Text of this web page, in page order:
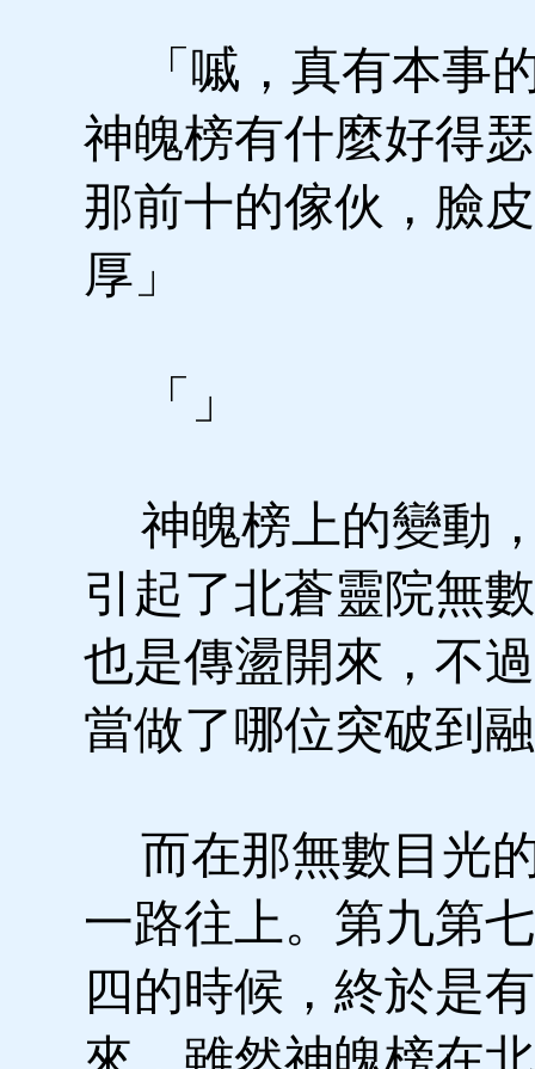
「嘁，真有本事
神魄榜有什麼好得
那前十的傢伙，臉
厚」
「」
神魄榜上的變動
引起了北蒼靈院無
也是傳盪開來，不
當做了哪位突破到
而在那無數目光
一路往上。第九第
四的時候，終於是